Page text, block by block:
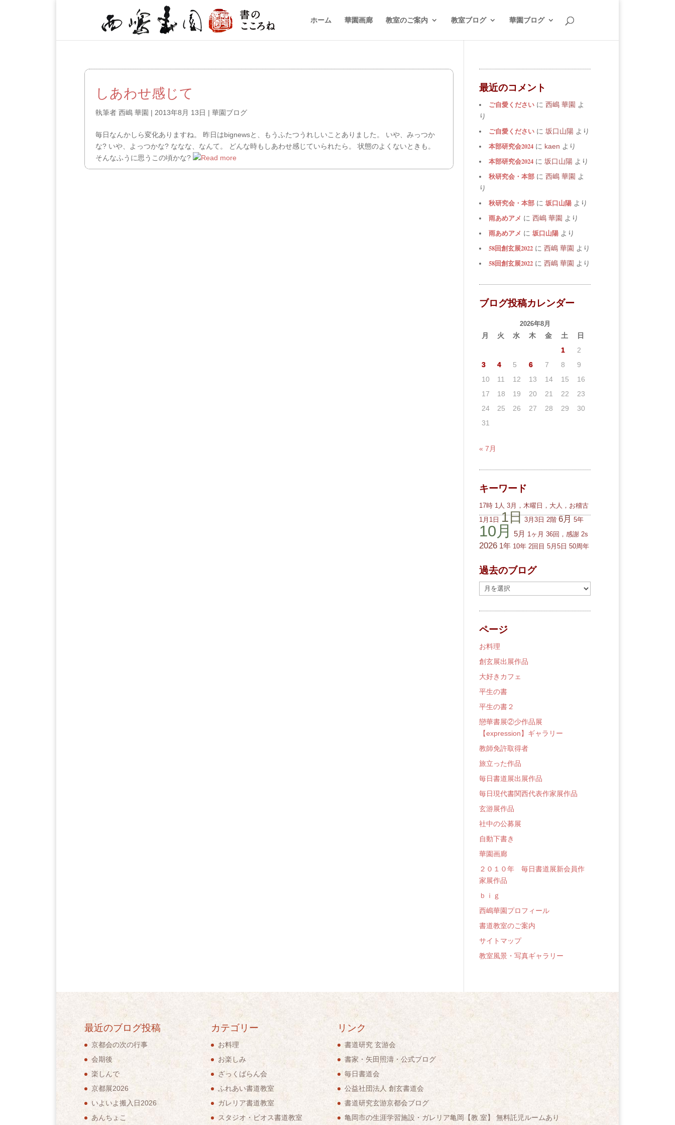
ホーム 華園画廊 教室のご案内 教室ブログ 華園ブログ
しあわせ感じて
執筆者 西嶋 華園 | 2013年8月 13日 | 華園ブログ
毎日なんかしら変化ありますね。 昨日はbignewsと、もうふたつうれしいことありました。 いや、みっつか
な? いや、よっつかな? ななな、なんて。 どんな時もしあわせ感じていられたら。 状態のよくないときも。
そんなふうに思うこの頃かな?
最近のコメント
ご自愛ください に 西嶋 華園 よ
り
ご自愛ください に 坂口山陽 より
本部研究会2024 に kaen より
本部研究会2024 に 坂口山陽 より
秋研究会・本部 に 西嶋 華園 よ
り
秋研究会・本部 に 坂口山陽 より
雨あめアメ に 西嶋 華園 より
雨あめアメ に 坂口山陽 より
58回創玄展2022 に 西嶋 華園 より
58回創玄展2022 に 西嶋 華園 より
ブログ投稿カレンダー
2026年8月
月 火 水 木 金 土
日
1
2
3
4 5 6 7 8
9
10
11 12 13 14 15
16
17
18 19 20 21 22
23
24
25 26 27 28 29
30
31
« 7月
キーワード
17時 1人 3月，木曜日，大人，お稽古
1月1日 1日 3月3日 2階 6月 5年
10月 5月 1ヶ月 36回，感謝 2s
2026 1年 10年 2回目 5月5日 50周年
過去のブログ
去
の
ロ
グ
ページ
お料理
創玄展出展作品
大好きカフェ
平生の書
平生の書２
戀華書展②少作品展
【expression】ギャラリー
教師免許取得者
旅立った作品
毎日書道展出展作品
毎日現代書関西代表作家展作品
玄游展作品
社中の公募展
自動下書き
華園画廊
２０１０年 毎日書道展新会員作
家展作品
ｂｉｇ
西嶋華園プロフィール
書道教室のご案内
サイトマップ
教室風景・写真ギャラリー
最近のブログ投稿
京都会の次の行事
会期後
楽しんで
京都展2026
いよいよ搬入日2026
あんちょこ
カテゴリー
お料理
お楽しみ
ざっくばらん会
ふれあい書道教室
ガレリア書道教室
スタジオ・ビオス書道教室
リンク
書道研究 玄游会
書家・矢田照濤・公式ブログ
毎日書道会
公益社団法人 創玄書道会
書道研究玄游京都会ブログ
亀岡市の生涯学習施設・ガレリア亀岡【教 室】 無料託児ルームあり